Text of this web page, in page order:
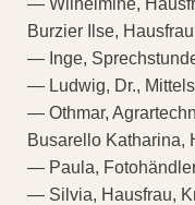
Burzier Ilse,
— Inge,
— Ludwig, Dr.,
— Othmar,
Busarello Katharina,
— Paula,
— Silvia, Hausfrau,